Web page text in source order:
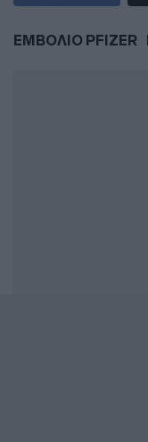
ΕΜΒΟΛΙΟ PFIZER